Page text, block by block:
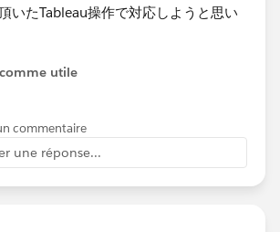
いたTableau操作で対応しようと思い
utile
commentaire
une réponse...